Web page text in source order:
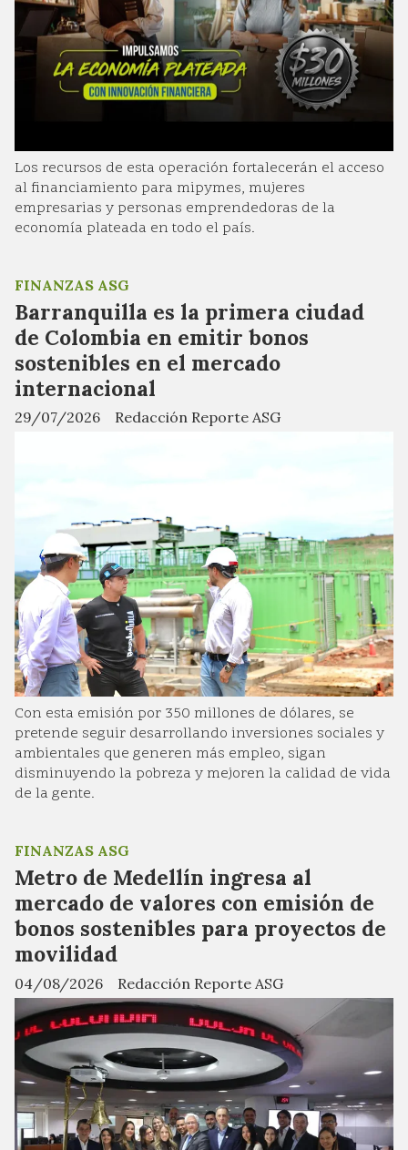
Los recursos de esta operación fortalecerán el acceso
al financiamiento para mipymes, mujeres
empresarias y personas emprendedoras de la
economía plateada en todo el país.
Barranquilla es la primera ciudad
de Colombia en emitir bonos
sostenibles en el mercado
internacional
Redacción Reporte ASG
FINANZAS ASG
29/07/2026
Con esta emisión por 350 millones de dólares, se
pretende seguir desarrollando inversiones sociales y
ambientales que generen más empleo, sigan
disminuyendo la pobreza y mejoren la calidad de vida
de la gente.
Metro de Medellín ingresa al
mercado de valores con emisión de
bonos sostenibles para proyectos de
movilidad
Redacción Reporte ASG
FINANZAS ASG
04/08/2026